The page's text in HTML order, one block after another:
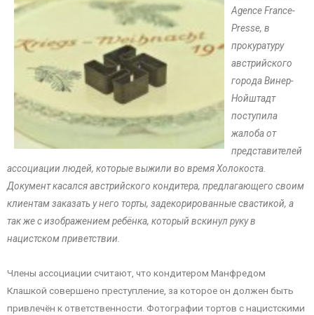
Agence France-
Presse, в
прокуратуру
австрийского
города Винер-
Нойштадт
поступила
жалоба от
представителей
ассоциации людей, которые выжили во время Холокоста.
Документ касался австрийского кондитера, предлагающего своим
клиентам заказать у него торты, задекорированные свастикой, а
так же с изображением ребёнка, который вскинул руку в
нацистском приветствии.
Члены ассоциации считают, что кондитером Манфредом
Клашкой совершено преступление, за которое он должен быть
привлечён к ответственности. Фотографии тортов с нацистскими